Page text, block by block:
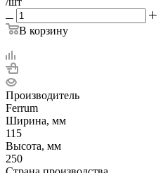
В корзину
Производитель
Ferrum
Ширина, мм
115
Высота, мм
250